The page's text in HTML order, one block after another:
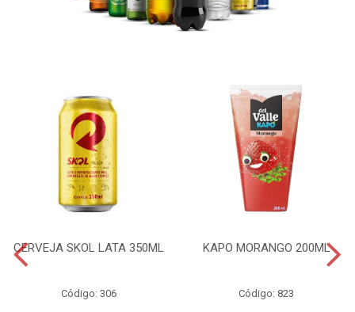
CERVEJA SKOL LATA 350ML
Código: 306
KAPO MORANGO 200ML
Código: 823